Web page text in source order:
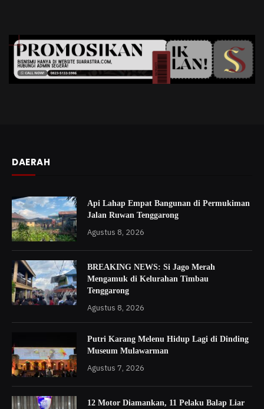
DAERAH
Api Lahap Empat Bangunan di Permukiman
Jalan Ruwan Tenggarong
Agustus 8, 2026
BREAKING NEWS: Si Jago Merah
Mengamuk di Kelurahan Timbau
Tenggarong
Agustus 8, 2026
Putri Karang Melenu Hidup Lagi di Dinding
Museum Mulawarman
Agustus 7, 2026
12 Motor Diamankan, 11 Pelaku Balap Liar